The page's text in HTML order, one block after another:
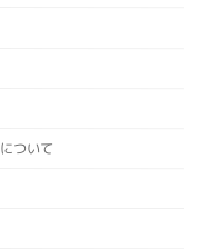
ついて